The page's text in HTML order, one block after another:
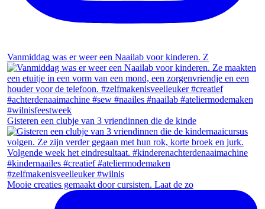
Vanmiddag was er weer een Naailab voor kinderen. Z
Gisteren een clubje van 3 vriendinnen die de kinde
Mooie creaties gemaakt door cursisten. Laat de zo